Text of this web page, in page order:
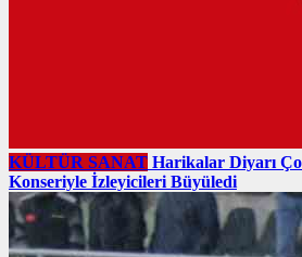
KÜLTÜR SANAT Harikalar Diyarı
Konseriyle İzleyicileri Büyüledi